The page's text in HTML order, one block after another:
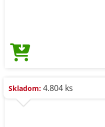
Skladom: 4.804 ks